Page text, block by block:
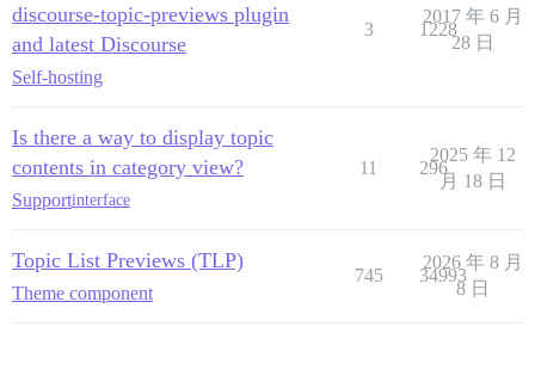
discourse-topic-previews plugin
and latest Discourse
Self-hosting
3 1228
2017 年 6 月
28 日
Is there a way to display topic
contents in category view?
Supportinterface
11 296
2025 年 12
月 18 日
Topic List Previews (TLP)
Theme component
745 34993
2026 年 8 月
8 日